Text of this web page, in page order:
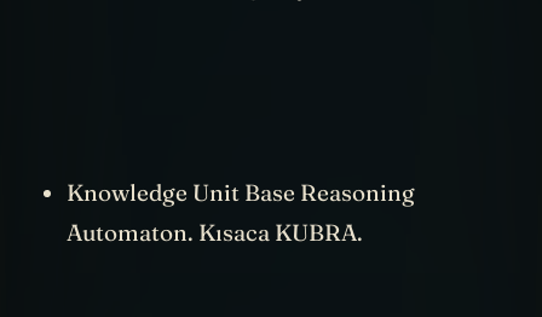
Knowledge Unit Base Reasoning